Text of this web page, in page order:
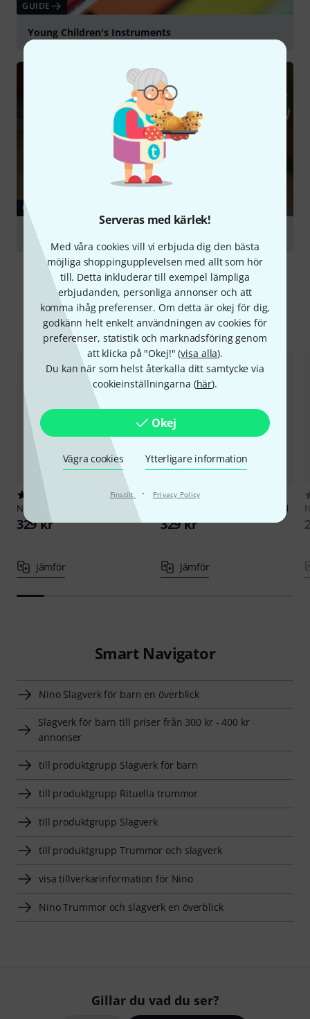
Serveras med kärlek!
Med våra cookies vill vi erbjuda dig den bästa
möjliga shoppingupplevelsen med allt som hör
till. Detta inkluderar till exempel lämpliga
erbjudanden, personliga annonser och att
komma ihåg preferenser. Om detta är okej för dig,
godkänn helt enkelt användningen av cookies för
preferenser, statistik och marknadsföring genom
att klicka på "Okej!" (visa alla).
Du kan när som helst återkalla ditt samtycke via
cookieinställningarna (här).
Okej
Vägra cookies Ytterligare information
Finstilt · Privacy Policy
GUIDE
Young Children's Instruments
GUIDE
Percussion Instruments
Jämför alternativ
Nino
329 kr
Jämför
Egg Shaker Set Soft Sound
329 kr
Jämför
Smart Navigator
Nino Slagverk för barn en överblick
Slagverk för barn till priser från 300 kr - 400 kr
annonser
till produktgrupp Slagverk för barn
till produktgrupp Rituella trummor
till produktgrupp Slagverk
till produktgrupp Trummor och slagverk
visa tillverkarinformation för Nino
Nino Trummor och slagverk en överblick
Gillar du vad du ser?